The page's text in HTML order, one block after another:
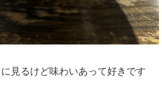
見るけど味わいあって好きです